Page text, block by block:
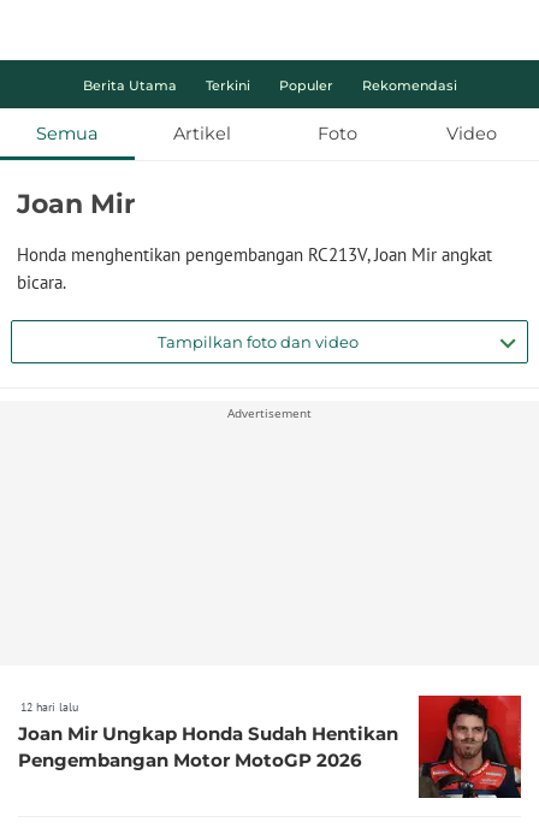
Berita Utama Terkini Populer Rekomendasi
Semua Artikel Foto Video
Joan Mir
Honda menghentikan pengembangan RC213V, Joan Mir angkat
bicara.
Tampilkan foto dan video
Advertisement
12 hari lalu
Joan Mir Ungkap Honda Sudah Hentikan
Pengembangan Motor MotoGP 2026